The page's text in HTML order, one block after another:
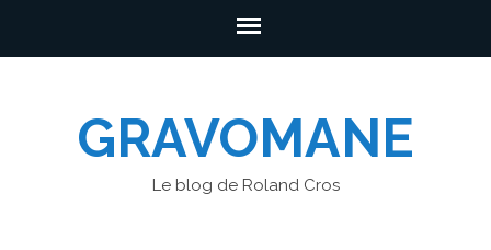
GRAVOMANE
Le blog de Roland Cros